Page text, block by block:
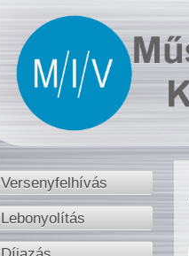
Versenyfelhívás
Lebonyolítás